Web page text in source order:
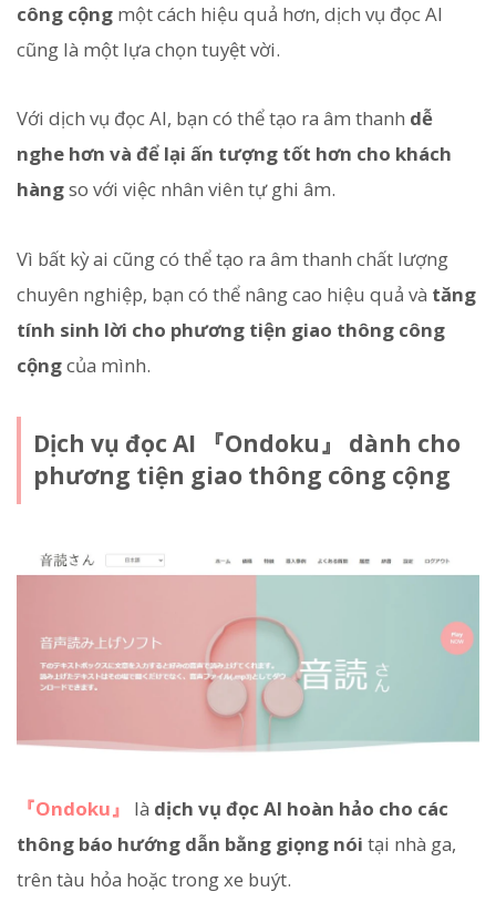
công cộng một cách hiệu quả hơn, dịch vụ đọc AI
cũng là một lựa chọn tuyệt vời.
Với dịch vụ đọc AI, bạn có thể tạo ra âm thanh dễ
nghe hơn và để lại ấn tượng tốt hơn cho khách
hàngso với việc nhân viên tự ghi âm.
Vì bất kỳ ai cũng có thể tạo ra âm thanh chất lượng
chuyên nghiệp, bạn có thể nâng cao hiệu quả và tăng
tính sinh lời cho phương tiện giao thông công
cộngcủa mình.
Dịch vụ đọc AI 『Ondoku』 dành cho
phương tiện giao thông công cộng
『Ondoku』 là dịch vụ đọc AI hoàn hảo cho các
thông báo hướng dẫn bằng giọng nói tại nhà ga,
trên tàu hỏa hoặc trong xe buýt.